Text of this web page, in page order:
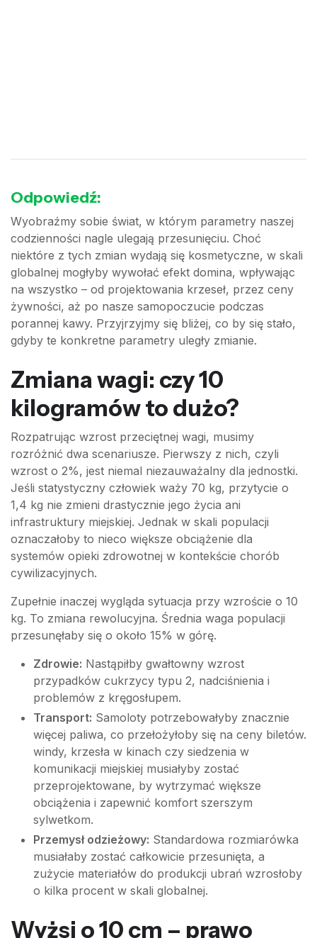
Odpowiedź:
Wyobraźmy sobie świat, w którym parametry naszej
codzienności nagle ulegają przesunięciu. Choć
niektóre z tych zmian wydają się kosmetyczne, w skali
globalnej mogłyby wywołać efekt domina, wpływając
na wszystko – od projektowania krzeseł, przez ceny
żywności, aż po nasze samopoczucie podczas
porannej kawy. Przyjrzyjmy się bliżej, co by się stało,
gdyby te konkretne parametry uległy zmianie.
Zmiana wagi: czy 10
kilogramów to dużo?
Rozpatrując wzrost przeciętnej wagi, musimy
rozróżnić dwa scenariusze. Pierwszy z nich, czyli
wzrost o 2%, jest niemal niezauważalny dla jednostki.
Jeśli statystyczny człowiek waży 70 kg, przytycie o
1,4 kg nie zmieni drastycznie jego życia ani
infrastruktury miejskiej. Jednak w skali populacji
oznaczałoby to nieco większe obciążenie dla
systemów opieki zdrowotnej w kontekście chorób
cywilizacyjnych.
Zupełnie inaczej wygląda sytuacja przy wzroście o 10
kg. To zmiana rewolucyjna. Średnia waga populacji
przesunęłaby się o około 15% w górę.
Zdrowie: Nastąpiłby gwałtowny wzrost
przypadków cukrzycy typu 2, nadciśnienia i
problemów z kręgosłupem.
Transport: Samoloty potrzebowałyby znacznie
więcej paliwa, co przełożyłoby się na ceny biletów.
windy, krzesła w kinach czy siedzenia w
komunikacji miejskiej musiałyby zostać
przeprojektowane, by wytrzymać większe
obciążenia i zapewnić komfort szerszym
sylwetkom.
Przemysł odzieżowy: Standardowa rozmiarówka
musiałaby zostać całkowicie przesunięta, a
zużycie materiałów do produkcji ubrań wzrosłoby
o kilka procent w skali globalnej.
Wyżsi o 10 cm – prawo